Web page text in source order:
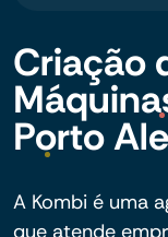
Criação
Porto
A Kombi é uma
que atende